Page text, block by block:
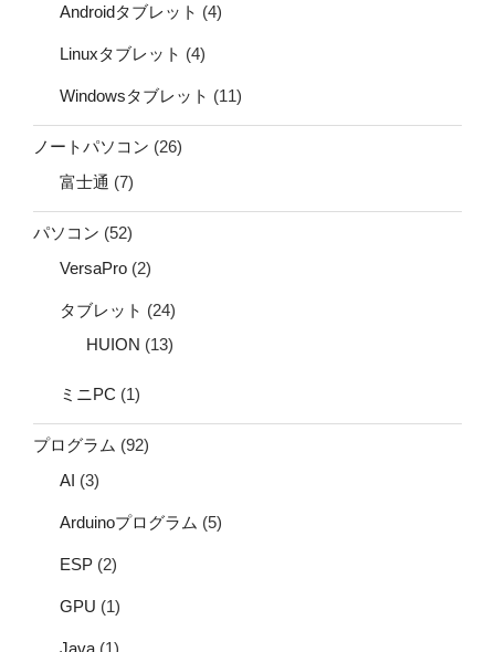
Androidタブレット (4)
Linuxタブレット (4)
Windowsタブレット (11)
ノートパソコン (26)
富士通 (7)
パソコン (52)
VersaPro (2)
タブレット (24)
HUION (13)
ミニPC (1)
プログラム (92)
AI (3)
Arduinoプログラム (5)
ESP (2)
GPU (1)
Java (1)